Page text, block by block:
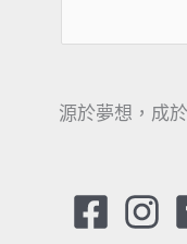
源於夢想，成